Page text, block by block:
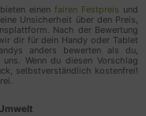
einenfairen Festpreis und
Unsicherheit über den Preis,
Nach der Bewertung
dir für dein Handy oder Tablet
anders bewerten als du,
Wenn du diesen Vorschlag
selbstverständlich kostenfrei!